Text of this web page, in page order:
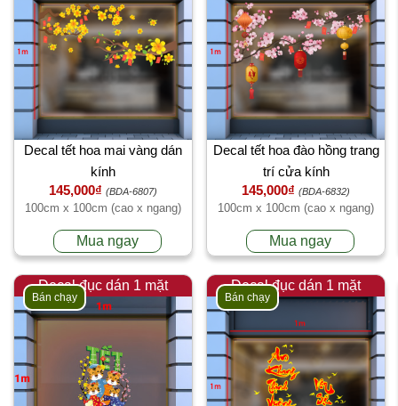
Decal tết hoa mai vàng dán
kính
145,000₫ (BDA-6807)
100cm x 100cm (cao x ngang)
Mua ngay
Decal tết hoa đào hồng trang
trí cửa kính
145,000₫ (BDA-6832)
100cm x 100cm (cao x ngang)
Mua ngay
Decal đục dán 1 mặt
Bán chạy
Decal đục dán 1 mặt
Bán chạy